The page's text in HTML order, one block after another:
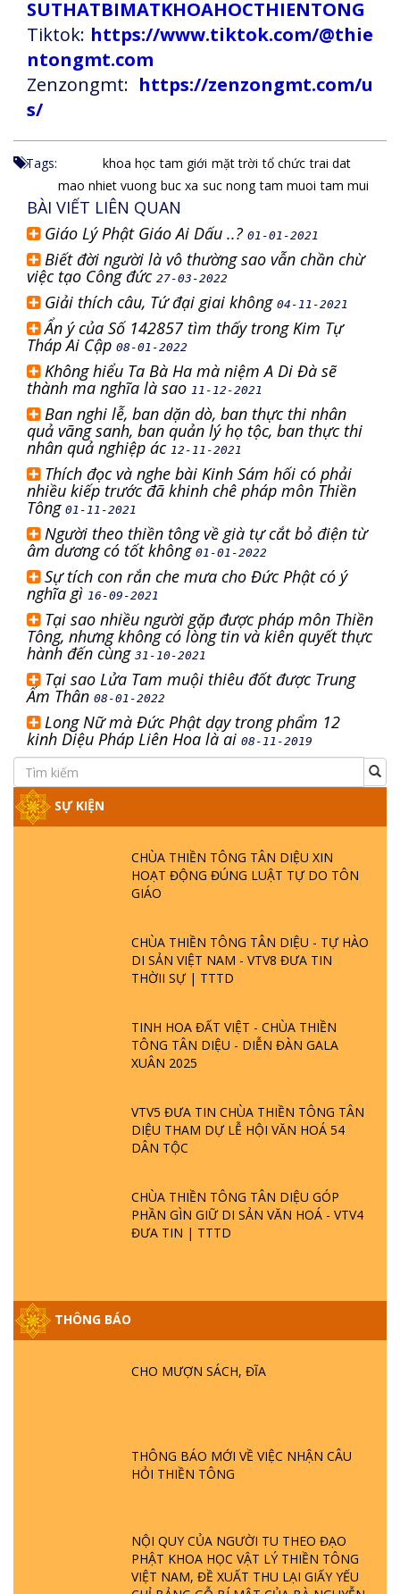
SUTHATBIMATKHOAHOCTHIENTONG
Tiktok: https://www.tiktok.com/@thie
ntongmt.com
Zenzongmt: https://zenzongmt.com/u
s/
Tags: khoa học tam giới mặt trời tổ chức trai dat
mao nhiet vuong buc xa suc nong tam muoi tam mui
BÀI VIẾT LIÊN QUAN
Giáo Lý Phật Giáo Ai Dấu ..? 01-01-2021
Biết đời người là vô thường sao vẫn chần chừ
việc tạo Công đức 27-03-2022
Giải thích câu, Tứ đại giai không 04-11-2021
Ẩn ý của Số 142857 tìm thấy trong Kim Tự
Tháp Ai Cập 08-01-2022
Không hiểu Ta Bà Ha mà niệm A Di Đà sẽ
thành ma nghĩa là sao 11-12-2021
Ban nghi lễ, ban dặn dò, ban thực thi nhân
quả vãng sanh, ban quản lý họ tộc, ban thực thi
nhân quả nghiệp ác 12-11-2021
Thích đọc và nghe bài Kinh Sám hối có phải
nhiều kiếp trước đã khinh chê pháp môn Thiền
Tông 01-11-2021
Người theo thiền tông về già tự cắt bỏ điện từ
âm dương có tốt không01-01-2022
Sự tích con rắn che mưa cho Đức Phật có ý
nghĩa gì 16-09-2021
Tại sao nhiều người gặp được pháp môn Thiền
Tông, nhưng không có lòng tin và kiên quyết thực
hành đến cùng 31-10-2021
Tại sao Lửa Tam muội thiêu đốt được Trung
Ấm Thân 08-01-2022
Long Nữ mà Đức Phật dạy trong phẩm 12
kinh Diệu Pháp Liên Hoa là ai 08-11-2019
SỰ KIỆN
CHÙA THIỀN TÔNG TÂN DIỆU XIN
HOẠT ĐỘNG ĐÚNG LUẬT TỰ DO TÔN
GIÁO
CHÙA THIỀN TÔNG TÂN DIỆU - TỰ HÀO
DI SẢN VIỆT NAM - VTV8 ĐƯA TIN
THỜII SỰ | TTTD
TINH HOA ĐẤT VIỆT - CHÙA THIỀN
TÔNG TÂN DIỆU - DIỄN ĐÀN GALA
XUÂN 2025
VTV5 ĐƯA TIN CHÙA THIỀN TÔNG TÂN
DIỆU THAM DỰ LỄ HỘI VĂN HOÁ 54
DÂN TỘC
CHÙA THIỀN TÔNG TÂN DIỆU GÓP
PHẦN GÌN GIỮ DI SẢN VĂN HOÁ - VTV4
ĐƯA TIN | TTTD
THÔNG BÁO
CHO MƯỢN SÁCH, ĐĨA
THÔNG BÁO MỚI VỀ VIỆC NHẬN CÂU
HỎI THIỀN TÔNG
NỘI QUY CỦA NGƯỜI TU THEO ĐẠO
PHẬT KHOA HỌC VẬT LÝ THIỀN TÔNG
VIỆT NAM, ĐỀ XUẤT THU LẠI GIẤY YẾU
GIẢI ĐÁP ĐẶC BIỆT P25 - SUỐT 49 NĂM
PHẬT KHÔNG NÓI? HỘI LONG HOA LÀ
HỘI GÌ? TỬ VÌ ĐẠO
PHẬT GIỚI CÓ THỜI GIAN KHÔNG? |
TTTD
LÀ AI? QUỶ SA TĂNG? | TTTD
GIẢI ĐÁP THIỀN TÔNG ĐẶC BIỆT P22 - TẠI